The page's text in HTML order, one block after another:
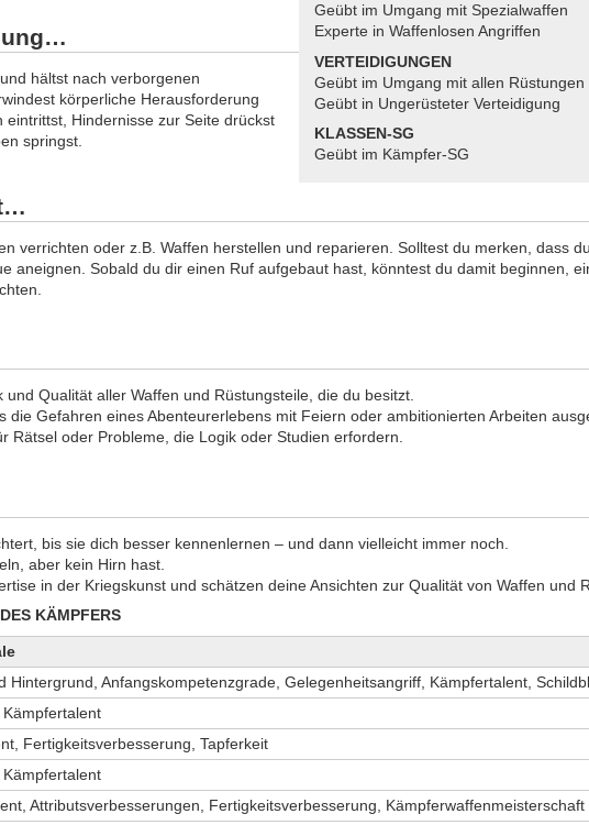
Geübt im Umgang mit Spezialwaffen
Experte in Waffenlosen Angriffen
VERTEIDIGUNGEN
Geübt im Umgang mit allen Rüstungen
Geübt in Ungerüsteter Verteidigung
KLASSEN-SG
Geübt im Kämpfer-SG
hältst nach verborgenen
körperliche Herausforderung
Hindernisse zur Seite drückst
springst.
verrichten oder z.B. Waffen herstellen und reparieren. Solltest du merken, dass
aneignen. Sobald du dir einen Ruf aufgebaut hast, könntest du damit beginnen,
Qualität aller Waffen und Rüstungsteile, die du besitzt.
die Gefahren eines Abenteurerlebens mit Feiern oder ambitionierten Arbeiten
Rätsel oder Probleme, die Logik oder Studien erfordern.
bis sie dich besser kennenlernen – und dann vielleicht immer noch.
aber kein Hirn hast.
in der Kriegskunst und schätzen deine Ansichten zur Qualität von Waffen und
KÄMPFERS
Hintergrund, Anfangskompetenzgrade, Gelegenheitsangriff, Kämpfertalent,
Fertigkeitsverbesserung, Tapferkeit
Attributsverbesserungen, Fertigkeitsverbesserung, Kämpferwaffenmeisterschaft